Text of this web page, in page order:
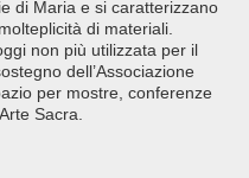
di Maria e si caratterizzano
di materiali.
non più utilizzata per il
dell’Associazione
per mostre, conferenze
Sacra.